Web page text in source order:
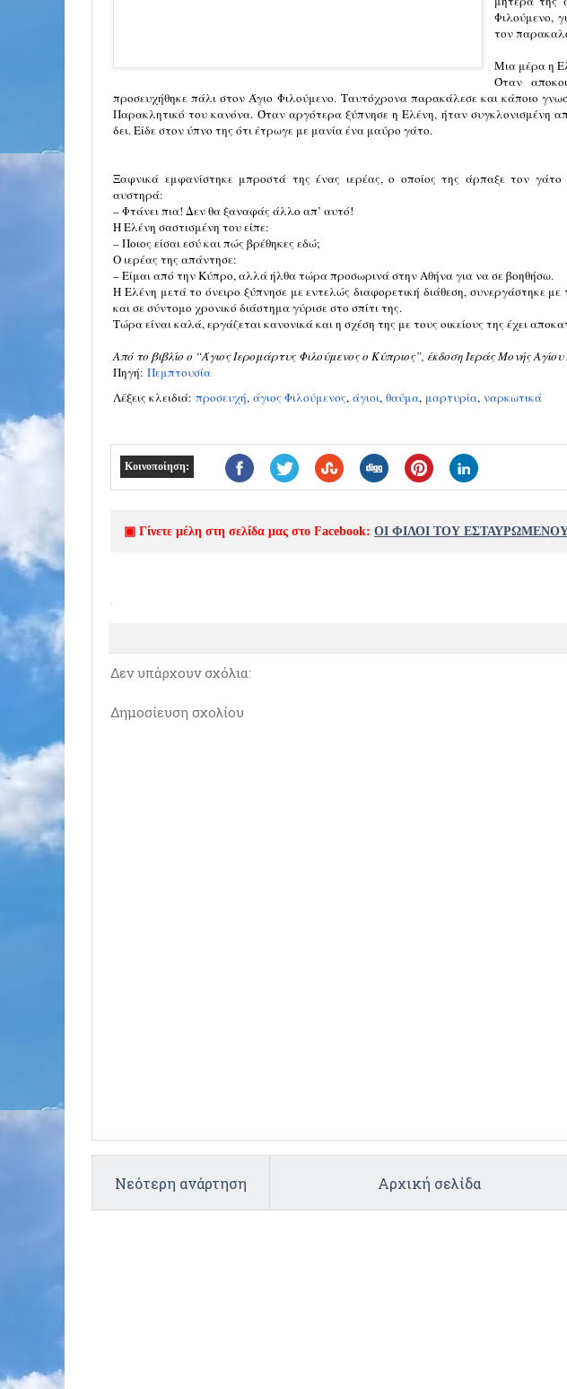
Φιλούμενο,
τον
Μια μέρα η
Όταν
προσευχήθηκε πάλι στον Άγιο Φιλούμενο. Ταυτόχρονα παρακάλεσε και κάποιο
Παρακλητικό του κανόνα.Όταν αργότερα ξύπνησε η Ελένη, ήταν συγκλονισμένη
δει. Είδε στον ύπνο της ότι έτρωγε με μανία ένα μαύρο γάτο.
Ξαφνικά εμφανίστηκε μπροστά της ένας ιερέας, ο οποίος της άρπαξε τον γάτο
αυστηρά:
– Φτάνει πια! Δεν θα ξαναφάς άλλο απ’ αυτό!
Η Ελένη σαστισμένη του είπε:
– Ποιος είσαι εσύ και πώς βρέθηκες εδώ;
Ο ιερέας της απάντησε:
– Είμαι από την Κύπρο, αλλά ήλθα τώρα προσωρινά στην Αθήνα για να σε βοηθήσω.
Η Ελένη μετά το όνειρο ξύπνησε με εντελώς διαφορετική διάθεση, συνεργάστηκε με
και σε σύντομο χρονικό διάστημα γύρισε στο σπίτι της.
Τώρα είναι καλά, εργάζεται κανονικά και η σχέση της με τους οικείους της έχει
Από το βιβλίο ο “Άγιος Ιερομάρτυς Φιλούμενος ο Κύπριος”, έκδοση Ιεράς Μονής
Πηγή: Πεμπτουσία
Λέξεις κλειδιά: προσευχή, άγιος Φιλούμενος, άγιοι, θαύμα, μαρτυρία, ναρκωτικά
Κοινοποίηση:
▣ Γίνετε μέλη στη σελίδα μας στο Facebook: ΟΙ ΦΙΛΟΙ ΤΟΥ
Δεν υπάρχουν σχόλια:
Δημοσίευση σχολίου
Νεότερη ανάρτηση Αρχική σελίδα